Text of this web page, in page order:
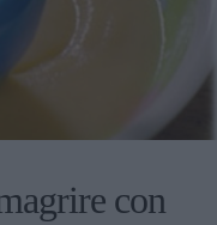
con